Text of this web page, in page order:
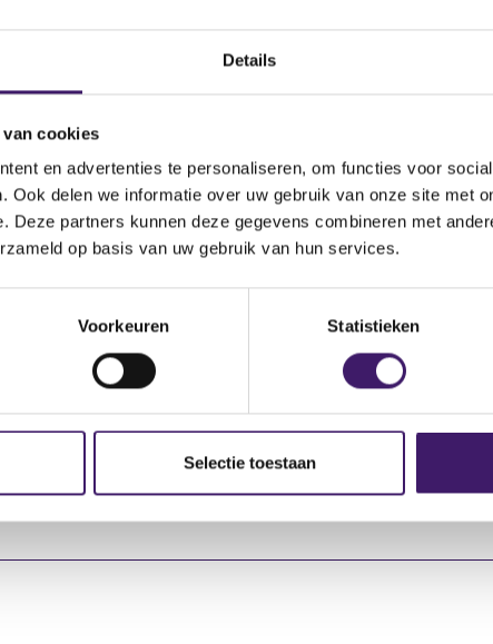
Details
cookies
en advertenties te personaliseren, om functies voor
Ook delen we informatie over uw gebruik van onze site met
Deze partners kunnen deze gegevens combineren met
op basis van uw gebruik van hun services.
Voorkeuren Statistieken
Selectie toestaan
de site